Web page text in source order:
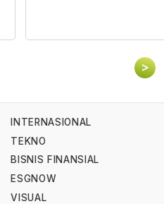
>
INTERNASIONAL
TEKNO
BISNIS FINANSIAL
ESGNOW
VISUAL